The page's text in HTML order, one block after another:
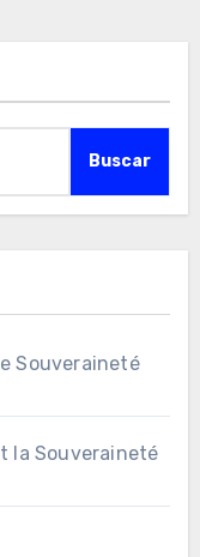
Buscar
Souveraineté
la Souveraineté